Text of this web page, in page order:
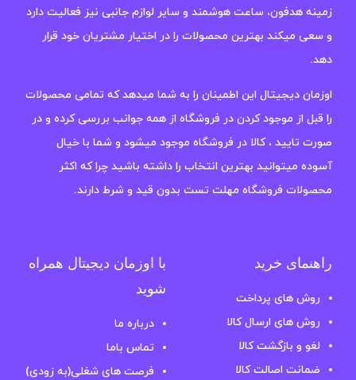
زمینه هدفون، ساعت هوشمند و سایر لوازم جانبی نیز فعالیت دارد
و سعی میکند بهترین محصولات را در اختیار مشتریان خود قرار
دهد.
اوزمان دیجیتال این اطمینان را به شما میدهد که تمامی محصولات
را قبل از موجود کردن در فروشگاه از همه جوانب بررسی کرده و در
صورت تایید ، کالا در فروشگاه موجود میشود و شما با خیال
آسوده میتوانید بهترین انتخاب را داشته باشید چرا که اکثر
محصولات فروشگاه مهلت تست بدون قید و شرط دارند.
راهنمای خرید
روش های پرداخت
روش های ارسال کالا
لغو و بازگشت کالا
ضمانت اصالت کالا
با اوزمان دیجیتال همراه
شوید
درباره ما
تماس باما
فرصت های شغلی(به زودی)